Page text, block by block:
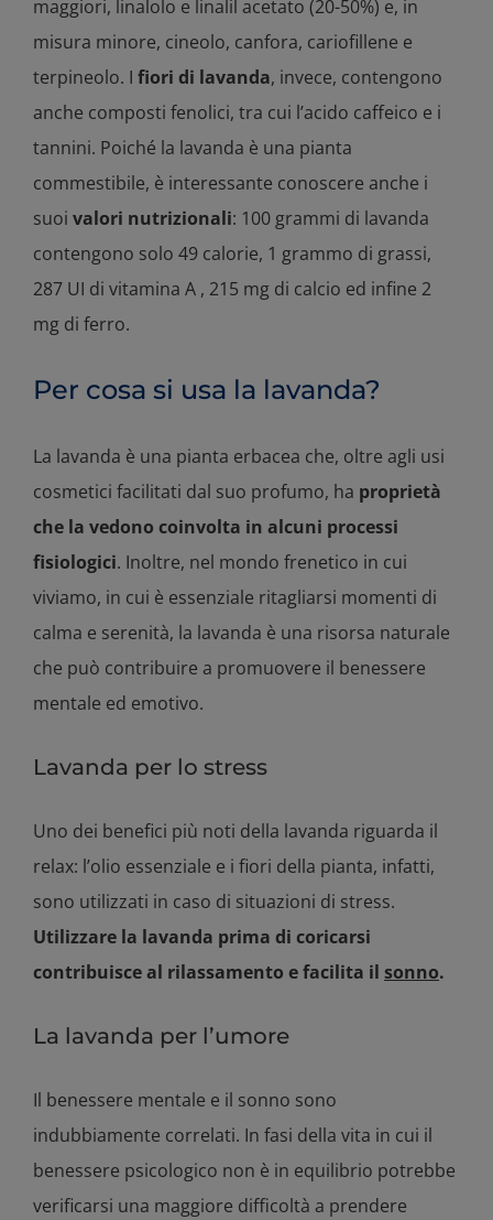
maggiori, linalolo e linalil acetato (20-50%) e, in
misura minore, cineolo, canfora, cariofillene e
terpineolo. I fiori di lavanda, invece, contengono
anche composti fenolici, tra cui l’acido caffeico e i
tannini. Poiché la lavanda è una pianta
commestibile, è interessante conoscere anche i
suoi valori nutrizionali: 100 grammi di lavanda
contengono solo 49 calorie, 1 grammo di grassi,
287 UI di vitamina A , 215 mg di calcio ed infine 2
mg di ferro.
Per cosa si usa la lavanda?
La lavanda è una pianta erbacea che, oltre agli usi
cosmetici facilitati dal suo profumo, ha proprietà
che la vedono coinvolta in alcuni processi
fisiologici. Inoltre, nel mondo frenetico in cui
viviamo, in cui è essenziale ritagliarsi momenti di
calma e serenità, la lavanda è una risorsa naturale
che può contribuire a promuovere il benessere
mentale ed emotivo.
Lavanda per lo stress
Uno dei benefici più noti della lavanda riguarda il
relax: l’olio essenziale e i fiori della pianta, infatti,
sono utilizzati in caso di situazioni di stress.
Utilizzare la lavanda prima di coricarsi
contribuisce al rilassamento e facilita il sonno.
La lavanda per l’umore
Il benessere mentale e il sonno sono
indubbiamente correlati. In fasi della vita in cui il
benessere psicologico non è in equilibrio potrebbe
verificarsi una maggiore difficoltà a prendere